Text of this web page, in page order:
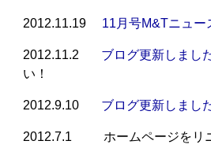
2012.11.19 11月号M&Tニュー
2012.11.2 ブログ更新しまし
い！
2012.9.10 ブログ更新しまし
2012.7.1 ホームページをリニ